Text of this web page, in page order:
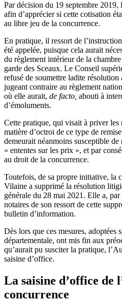
Par décision du 19 septembre 2019,
afin d’apprécier si cette cotisation
au libre jeu de la concurrence.
En pratique, il ressort de
été appelée, puisque cela aurait
du règlement intérieur de la
garde des Sceaux. Le Conseil
refusé de soumettre ladite
jugeant contraire au règlement
où elle aurait, de facto, abouti à
d’émoluments.
Cette pratique, qui visait à priver les
matière d’octroi de ce type de
demeurait néanmoins susceptible
« ententes sur les prix », et par
au droit de la concurrence.
Toutefois, de sa propre initiative, la
Vilaine a supprimé la résolution
générale du 28 mai 2021. Elle a,
notaires de son ressort de cette
bulletin d’information.
Dès lors que ces mesures, adoptées
départementale, ont mis fin aux
qu’aurait pu susciter la pratique,
saisine d’office.
La saisine d’office de
concurrence